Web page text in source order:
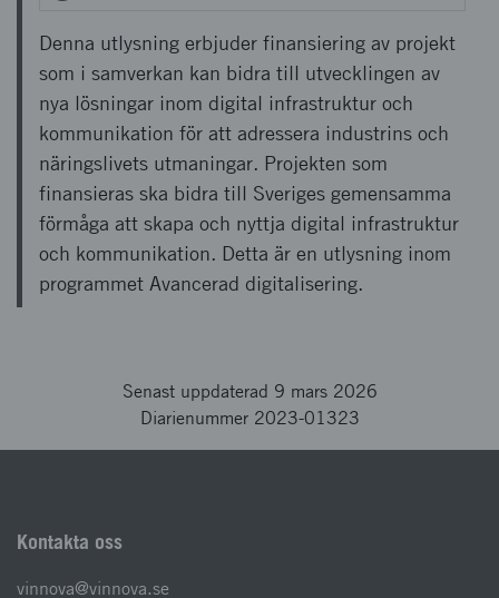
Denna utlysning erbjuder finansiering av projekt
som i samverkan kan bidra till utvecklingen av
nya lösningar inom digital infrastruktur och
kommunikation för att adressera industrins och
näringslivets utmaningar. Projekten som
finansieras ska bidra till Sveriges gemensamma
förmåga att skapa och nyttja digital infrastruktur
och kommunikation. Detta är en utlysning inom
programmet Avancerad digitalisering.
Senast uppdaterad 9 mars 2026
Diarienummer 2023-01323
Kontakta oss
vinnova@vinnova.se